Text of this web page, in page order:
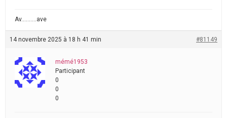
Av……….ave
14 novembre 2025 à 18 h 41 min #81149
mémé1953
Participant
0
0
0